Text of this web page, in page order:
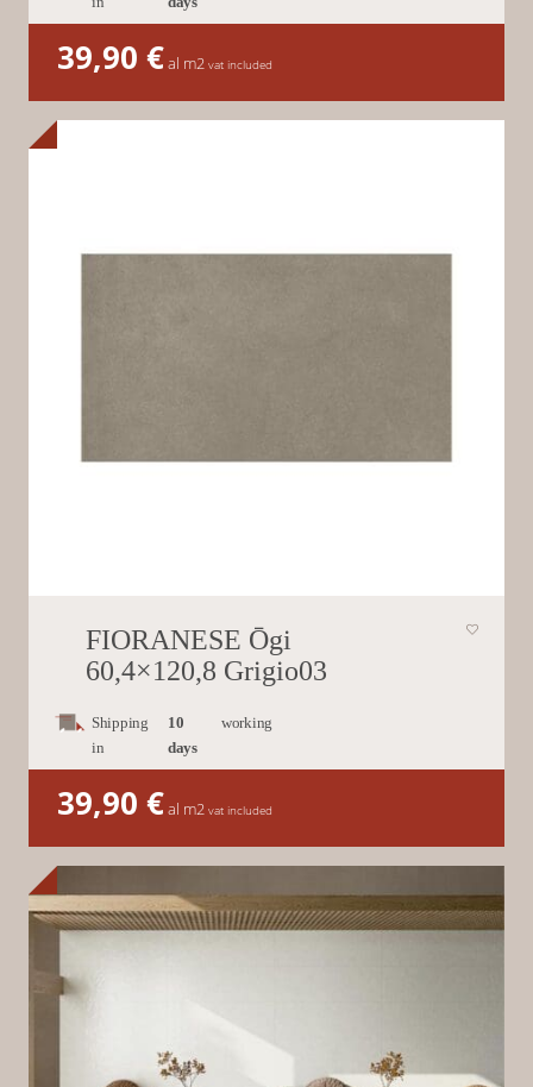
39,90 €al m2 vat included
FIORANESE Ōgi
60,4×120,8 Grigio03
Shipping
in
10
days
working
39,90 €al m2 vat included